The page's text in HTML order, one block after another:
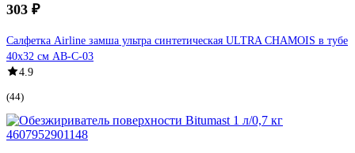
303 ₽
Салфетка Airline замша ультра синтетическая ULTRA CHAMOIS в тубе
40х32 см AB-C-03
4.9
(44)